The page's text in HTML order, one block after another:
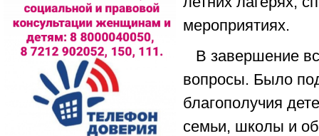
мероприятиях.
В завершение
вопросы. Было
благополучия
семьи, школы и